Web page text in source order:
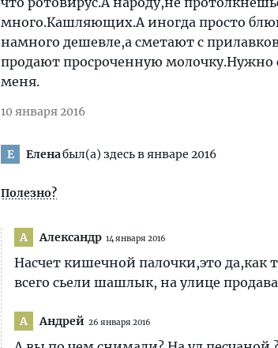
много.Кашляющих.А иногда просто
намного дешевле,а сметают с
продают просроченную молочку.Нужно
меня.
10 января 2016
Е Еленабыл(а) здесь в январе 2016
Полезно?
А Александр 14 января 2016
Насчет кишечной палочки,это да,как
всего сьели шашлык, на улице
А Андрей 26 января 2016